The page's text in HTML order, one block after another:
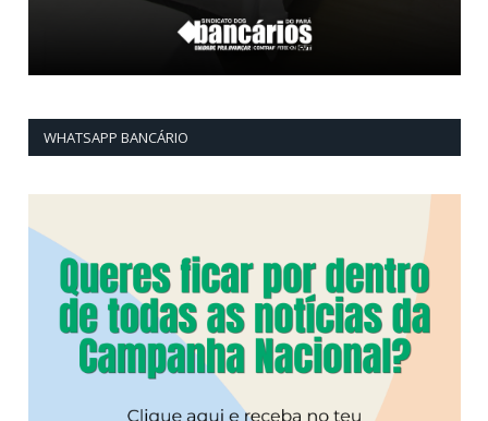
WHATSAPP BANCÁRIO